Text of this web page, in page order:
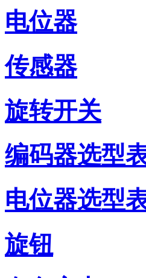
电位器
传感器
旋转开关
编码器选型
电位器选型
旋钮